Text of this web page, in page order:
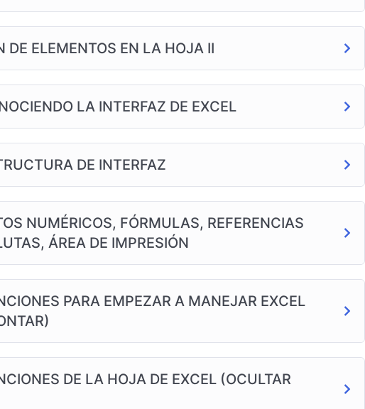
DE ELEMENTOS EN LA HOJA II
LA INTERFAZ DE EXCEL
DE INTERFAZ
NUMÉRICOS, FÓRMULAS, REFERENCIAS
ÁREA DE IMPRESIÓN
PARA EMPEZAR A MANEJAR EXCEL
DE LA HOJA DE EXCEL (OCULTAR